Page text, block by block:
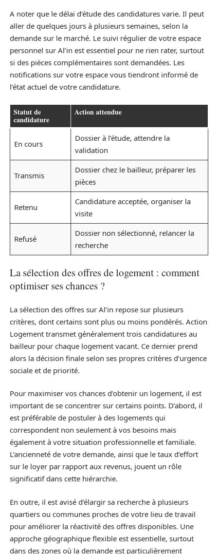
A noter que le délai d’étude des candidatures varie. Il peut
aller de quelques jours à plusieurs semaines, selon la
demande sur le marché. Le suivi régulier de votre espace
personnel sur Al’in est essentiel pour ne rien rater, surtout
si des pièces complémentaires sont demandées. Les
notifications sur votre espace vous tiendront informé de
l’état actuel de votre candidature.
Statut de
candidature
Action attendue
En cours
Dossier à l’étude, attendre la
validation
Transmis
Dossier chez le bailleur, préparer les
pièces
Retenu
Candidature acceptée, organiser la
visite
Refusé
Dossier non sélectionné, relancer la
recherche
La sélection des offres de logement : comment
optimiser ses chances ?
La sélection des offres sur Al’in repose sur plusieurs
critères, dont certains sont plus ou moins pondérés. Action
Logement transmet généralement trois candidatures au
bailleur pour chaque logement vacant. Ce dernier prend
alors la décision finale selon ses propres critères d’urgence
sociale et de priorité.
Pour maximiser vos chances d’obtenir un logement, il est
important de se concentrer sur certains points. D’abord, il
est préférable de postuler à des logements qui
correspondent non seulement à vos besoins mais
également à votre situation professionnelle et familiale.
L’ancienneté de votre demande, ainsi que le taux d’effort
sur le loyer par rapport aux revenus, jouent un rôle
significatif dans cette hiérarchie.
En outre, il est avisé d’élargir sa recherche à plusieurs
quartiers ou communes proches de votre lieu de travail
pour améliorer la réactivité des offres disponibles. Une
approche géographique flexible est essentielle, surtout
dans des zones où la demande est particulièrement